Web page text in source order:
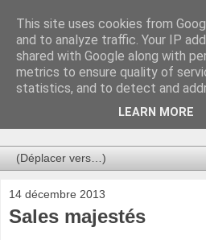
Au bistro !
La connerie étant le seul chemin
entrevoir une parcelle de vérité,
de communication efficaces. Le
14 décembre 2013
Sales majestés
This site uses cookies from
and to analyze traffic. Your IP
shared with Google along with
metrics to ensure quality of
statistics, and to detect and
LEARN MORE